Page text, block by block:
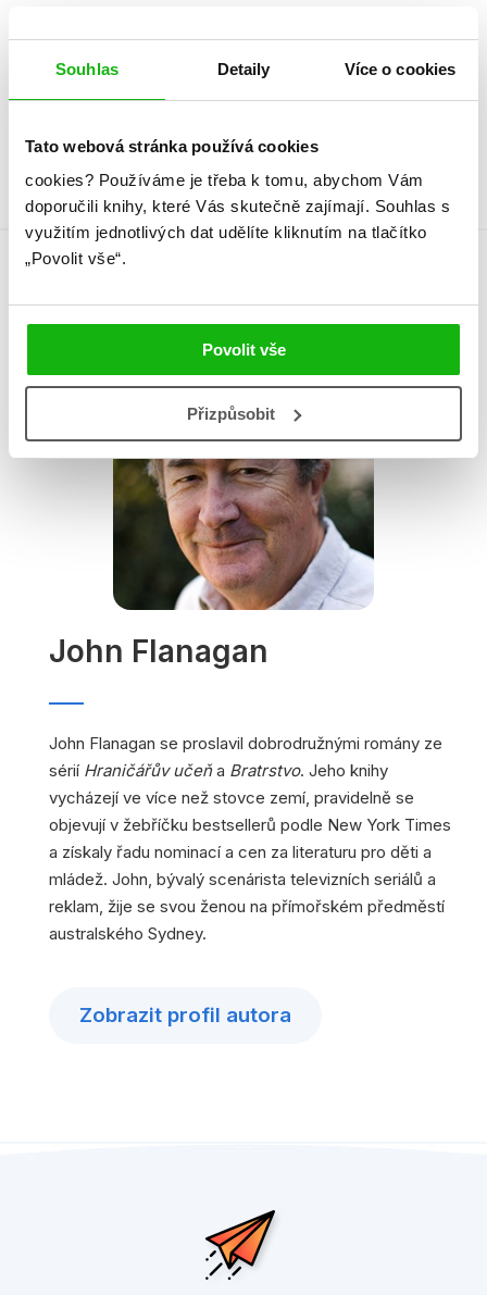
Souhlas Detaily Více o cookies
Tato webová stránka používá cookies
cookies? Používáme je třeba k tomu, abychom Vám
doporučili knihy, které Vás skutečně zajímají. Souhlas s
využitím jednotlivých dat udělíte kliknutím na tlačítko
„Povolit vše“.
Povolit vše
Přizpůsobit
Kniha
potahem
Autor knihy
John Flanagan
John Flanagan se proslavil dobrodružnými romány ze
sérií Hraničářův učeňa Bratrstvo. Jeho knihy
vycházejí ve více než stovce zemí, pravidelně se
objevují v žebříčku bestsellerů podle New York Times
a získaly řadu nominací a cen za literaturu pro děti a
mládež. John, bývalý scenárista televizních seriálů a
reklam, žije se svou ženou na přímořském předměstí
australského Sydney.
Zobrazit profil autora